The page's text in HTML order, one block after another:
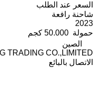
السعر عند الطلب
شاحنة رافعة
2023
حمولة 50.000 كجم
الصين
TRADING CO.,LIMITED
الاتصال بالبائع